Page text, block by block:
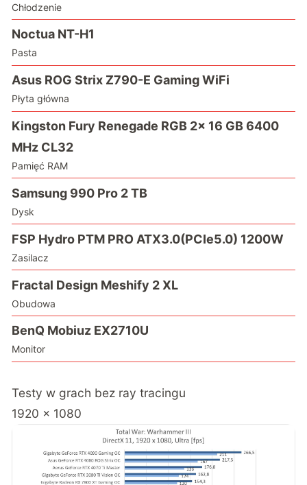
Chłodzenie
Pasta
Noctua NT-H1
Płyta główna
Asus ROG Strix Z790-E Gaming WiFi
Pamięć RAM
Kingston Fury Renegade RGB 2x 16 GB 6400
MHz CL32
Dysk
Samsung 990 Pro 2 TB
Zasilacz
FSP Hydro PTM PRO ATX3.0(PCIe5.0) 1200W
Obudowa
Fractal Design Meshify 2 XL
Monitor
BenQ Mobiuz EX2710U
Testy w grach bez ray tracingu
1920 x 1080